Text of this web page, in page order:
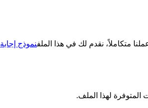
متكاملاً، نقدم لك في هذا الملفنموذج إجابة
المتوفرة لهذا الملف.